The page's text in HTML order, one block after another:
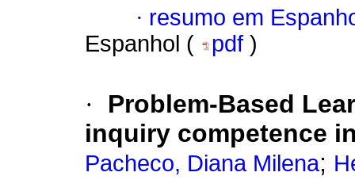
· resumo em
Espanhol (
pdf )
·
Problem-Based
inquiry competence
Pacheco, Diana Milena;